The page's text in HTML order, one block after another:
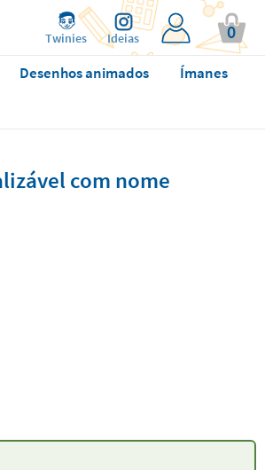
Twinies Ideias 0
Desenhos animados
Ímanes
com nome